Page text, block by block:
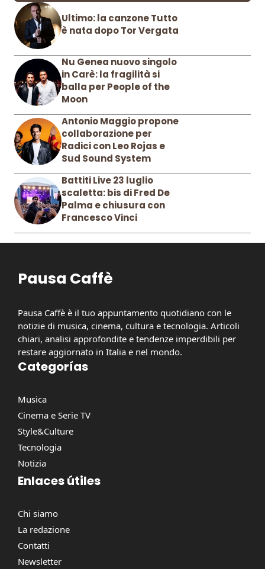
Ultimo: la canzone Tutto
è nata dopo Tor Vergata
Nu Genea nuovo singolo
in Carè: la fragilità si
balla per People of the
Moon
Antonio Maggio propone
collaborazione per
Radici con Leo Rojas e
Sud Sound System
Battiti Live 23 luglio
scaletta: bis di Fred De
Palma e chiusura con
Francesco Vinci
Pausa Caffè
Pausa Caffè è il tuo appuntamento quotidiano con le
notizie di musica, cinema, cultura e tecnologia. Articoli
chiari, analisi approfondite e tendenze imperdibili per
restare aggiornato in Italia e nel mondo.
Categorías
Musica
Cinema e Serie TV
Style&Culture
Tecnologia
Notizia
Enlaces útiles
Chi siamo
La redazione
Contatti
Newsletter